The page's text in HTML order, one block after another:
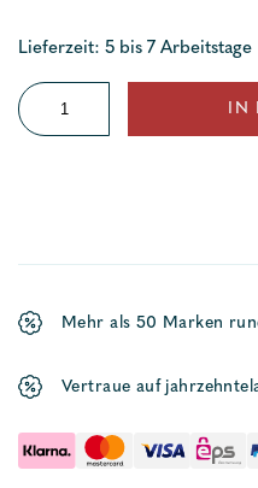
Lieferzeit: 5 bis 7 Arbeitstage
Innenauskleidung
Vinyl
IN
Mehr als 50 Marken
Vertraue auf